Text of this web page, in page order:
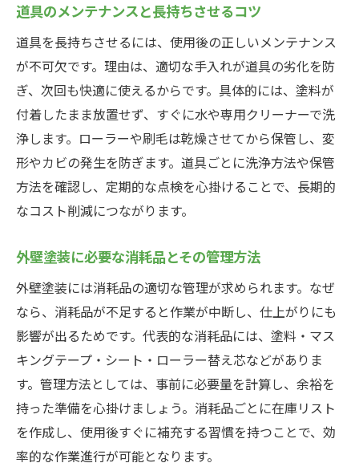
道具のメンテナンスと長持ちさせるコツ
道具を長持ちさせるには、使用後の正しいメンテナンス
が不可欠です。理由は、適切な手入れが道具の劣化を防
ぎ、次回も快適に使えるからです。具体的には、塗料が
付着したまま放置せず、すぐに水や専用クリーナーで洗
浄します。ローラーや刷毛は乾燥させてから保管し、変
形やカビの発生を防ぎます。道具ごとに洗浄方法や保管
方法を確認し、定期的な点検を心掛けることで、長期的
なコスト削減につながります。
外壁塗装に必要な消耗品とその管理方法
外壁塗装には消耗品の適切な管理が求められます。なぜ
なら、消耗品が不足すると作業が中断し、仕上がりにも
影響が出るためです。代表的な消耗品には、塗料・マス
キングテープ・シート・ローラー替え芯などがありま
す。管理方法としては、事前に必要量を計算し、余裕を
持った準備を心掛けましょう。消耗品ごとに在庫リスト
を作成し、使用後すぐに補充する習慣を持つことで、効
率的な作業進行が可能となります。